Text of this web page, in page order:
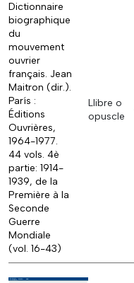
Dictionnaire
biographique
du
mouvement
ouvrier
français. Jean
Maitron (dir.).
París :
Éditions
Ouvrières,
1964-1977.
44 vols. 4è
partie: 1914-
1939, de la
Première à la
Seconde
Guerre
Mondiale
(vol. 16-43)
Llibre o
opuscle